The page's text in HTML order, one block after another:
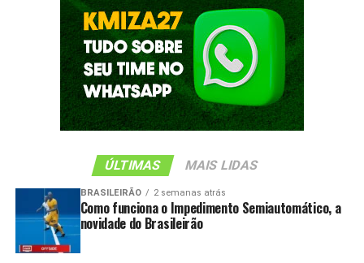
ÚLTIMAS MAIS LIDAS
BRASILEIRÃO 2 semanas atrás
Como funciona o Impedimento Semiautomático, a
novidade do Brasileirão